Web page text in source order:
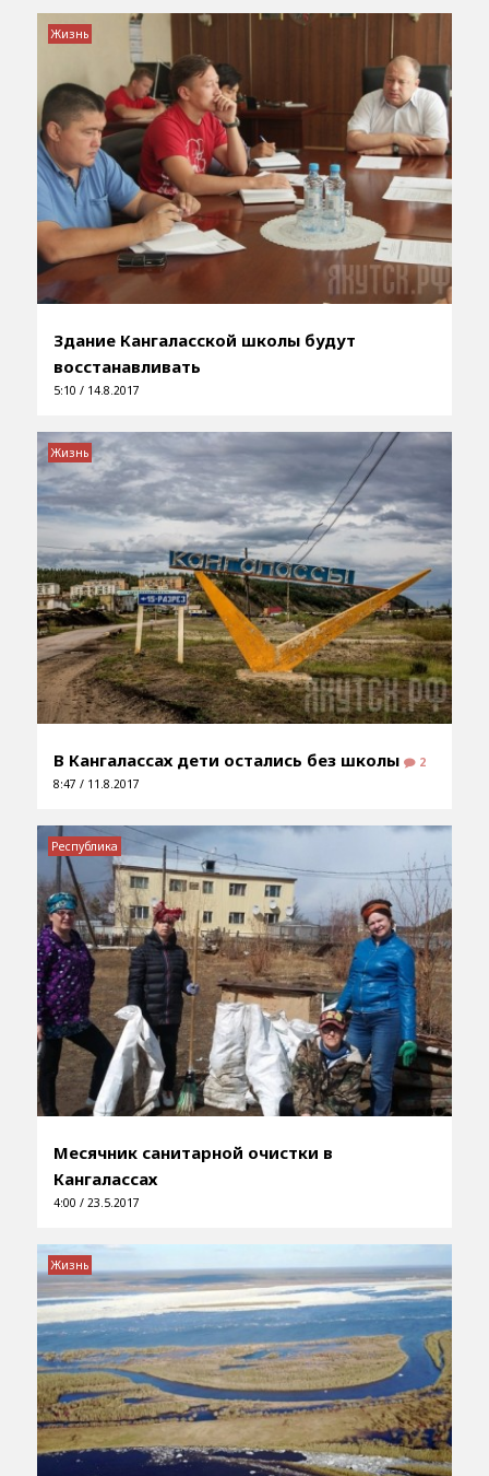
Здание Кангаласской школы будут
восстанавливать
5:10 / 14.8.2017
Жизнь
В Кангалассах дети остались без школы
2
8:47 / 11.8.2017
Жизнь
Месячник санитарной очистки в
Кангалассах
4:00 / 23.5.2017
Республика
Жизнь